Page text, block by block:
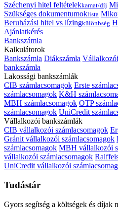
Széchenyi hitel feltételekkamat/díj
Szükséges dokumentumoklista
Beruházási hitel vs lízingkülönbség
Ajánlatkérés
Bankszámla
Kalkulátorok
Bankszámla Diákszámla
bankszámla
Lakossági bankszámlák
CIB számlacsomagok Erste
számlacsomagok K&H
MBH számlacsomagok OTP
számlacsomagok UniCredit
Vállalkozói bankszámlák
CIB vállalkozói számlacsomagok
Gránit vállalkozói számlacsomagok
számlacsomagok MBH vállalkozói
vállalkozói számlacsomagok
UniCredit vállalkozói
Tudástár
Gyors segítség a költségek és díjak